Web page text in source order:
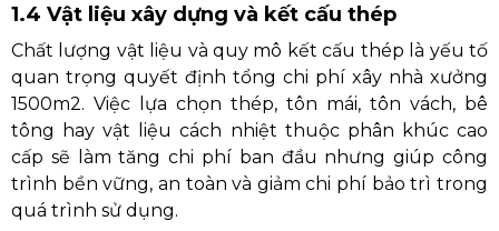
1.4 Vật liệu xây dựng và kết cấu thép
Chất lượng vật liệu và quy mô kết cấu thép là yếu tố
quan trọng quyết định tổng chi phí xây nhà xưởng
1500m2. Việc lựa chọn thép, tôn mái, tôn vách, bê
tông hay vật liệu cách nhiệt thuộc phân khúc cao
cấp sẽ làm tăng chi phí ban đầu nhưng giúp công
trình bền vững, an toàn và giảm chi phí bảo trì trong
quá trình sử dụng.